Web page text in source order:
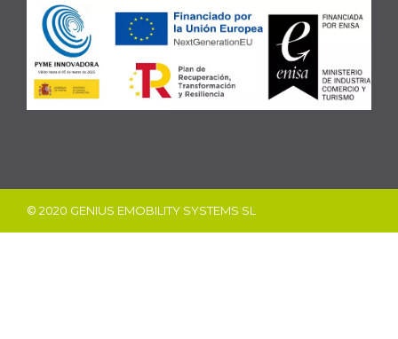
© 2020 GENIUS EMOBILITY SYSTEMS SL